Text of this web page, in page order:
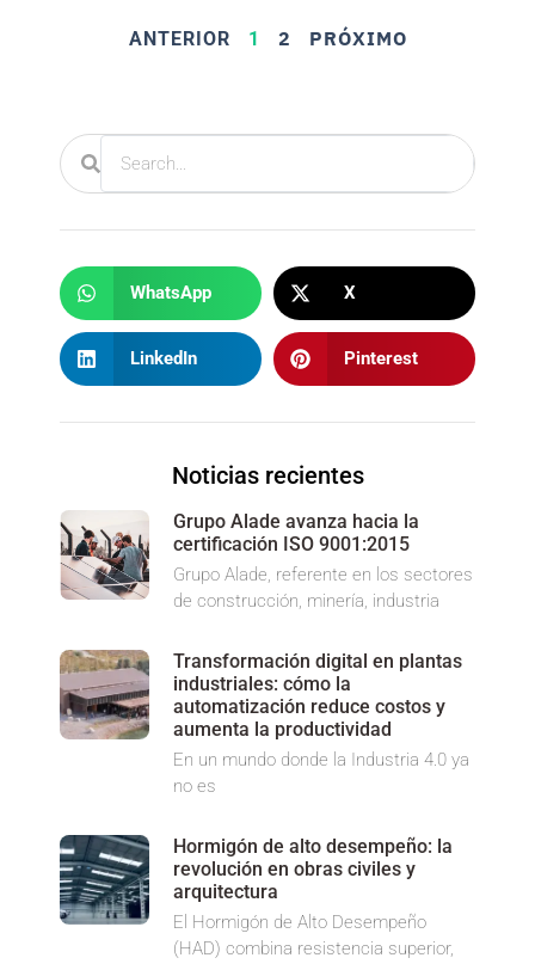
ANTERIOR 1 2 PRÓXIMO
WhatsApp X
LinkedIn Pinterest
Noticias recientes
Grupo Alade avanza hacia la
certificación ISO 9001:2015
Grupo Alade, referente en los sectores
de construcción, minería, industria
Transformación digital en plantas
industriales: cómo la
automatización reduce costos y
aumenta la productividad
En un mundo donde la Industria 4.0 ya
no es
Hormigón de alto desempeño: la
revolución en obras civiles y
arquitectura
El Hormigón de Alto Desempeño
(HAD) combina resistencia superior,